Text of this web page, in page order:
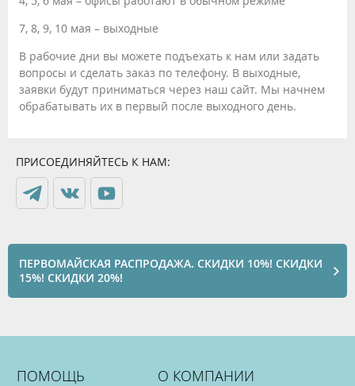
7, 8, 9, 10 мая – выходные
В рабочие дни вы можете подъехать к нам или задать
вопросы и сделать заказ по телефону. В выходные,
заявки будут приниматься через наш сайт. Мы начнем
обрабатывать их в первый после выходного день.
ПРИСОЕДИНЯЙТЕСЬ К НАМ:
ПЕРВОМАЙСКАЯ РАСПРОДАЖА. СКИДКИ 10%! СКИДКИ
15%! СКИДКИ 20%!
ПОМОЩЬ О КОМПАНИИ